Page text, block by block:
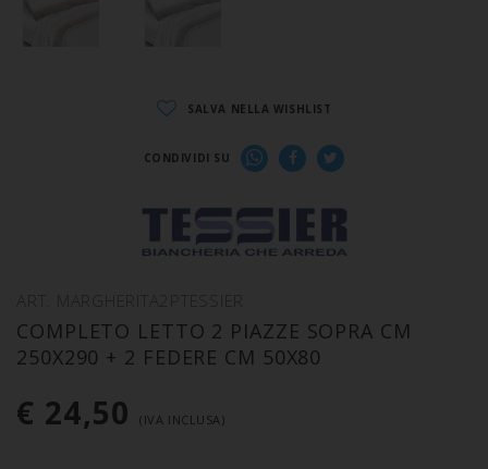
SALVA NELLA WISHLIST
CONDIVIDI SU
COMPLETO LETTO 2 PIAZZE SOPRA CM
250X290 + 2 FEDERE CM 50X80
€ 24,50 (IVA INCLUSA)